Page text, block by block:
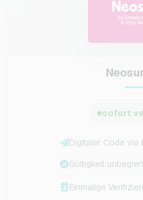
sofort
Digitaler Code via
Gültigkeit
Einmalige